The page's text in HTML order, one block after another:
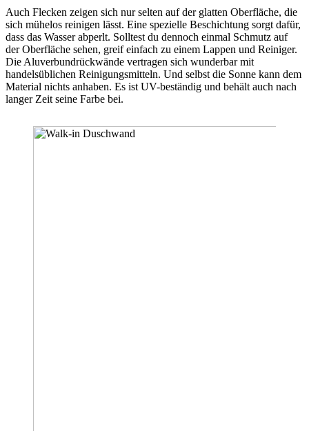
Auch Flecken zeigen sich nur selten auf der glatten Oberfläche, die
sich mühelos reinigen lässt. Eine spezielle Beschichtung sorgt dafür,
dass das Wasser abperlt. Solltest du dennoch einmal Schmutz auf
der Oberfläche sehen, greif einfach zu einem Lappen und Reiniger.
Die Aluverbundrückwände vertragen sich wunderbar mit
handelsüblichen Reinigungsmitteln. Und selbst die Sonne kann dem
Material nichts anhaben. Es ist UV-beständig und behält auch nach
langer Zeit seine Farbe bei.